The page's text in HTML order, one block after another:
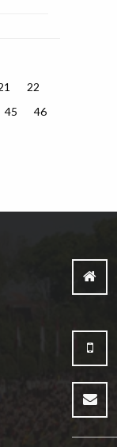
22
45
46